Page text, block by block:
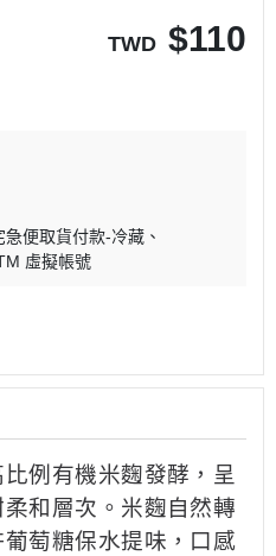
TWD $110
急便取貨付款-冷藏
虛擬帳號
例有機米麴發酵，呈
和層次。米麴自然轉
萄糖保水提味，口感